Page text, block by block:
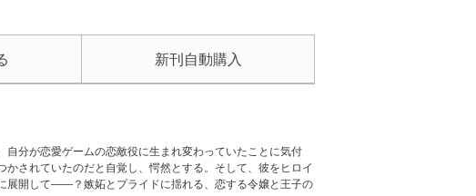
新刊自動購入
分が恋愛ゲームの恋敵役に生まれ変わっていたことに気付
されていたのだと自覚し、愕然とする。そして、彼をヒロイ
展開して――？嫉妬とプライドに揺れる、恋する令嬢と王子の